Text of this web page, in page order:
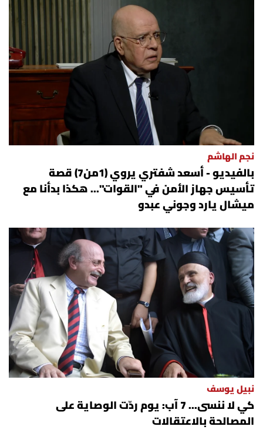
نجم الهاشم
بالفيديو - أسعد شفتري يروي (1من7) قصة
تأسيس جهاز الأمن في "القوات"... هكذا بدأنا مع
ميشال يارد وجوني عبدو
نبيل يوسف
كي لا ننسى... 7 آب: يوم ردّت الوصاية على
المصالحة بالاعتقالات